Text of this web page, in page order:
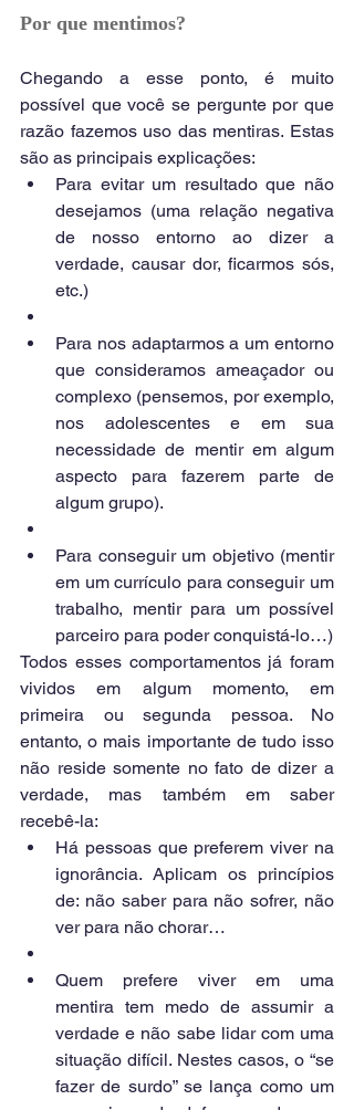
Por que mentimos?
Chegando a esse ponto, é muito
possível que você se pergunte por que
razão fazemos uso das mentiras. Estas
são as principais explicações:
Para evitar um resultado que não
desejamos (uma relação negativa
de nosso entorno ao dizer a
verdade, causar dor, ficarmos sós,
etc.)
Para nos adaptarmos a um entorno
que consideramos ameaçador ou
complexo (pensemos, por exemplo,
nos adolescentes e em sua
necessidade de mentir em algum
aspecto para fazerem parte de
algum grupo).
Para conseguir um objetivo (mentir
em um currículo para conseguir um
trabalho, mentir para um possível
Todos esses comportamentos já foram
vividos em algum momento, em
primeira ou segunda pessoa. No
entanto, o mais importante de tudo isso
não reside somente no fato de dizer a
verdade, mas também em saber
recebê-la:
Há pessoas que preferem viver na
ignorância. Aplicam os princípios
de: não saber para não sofrer, não
ver para não chorar…
Quem prefere viver em uma
mentira tem medo de assumir a
verdade e não sabe lidar com uma
situação difícil. Nestes casos, o “se
fazer de surdo” se lança como um